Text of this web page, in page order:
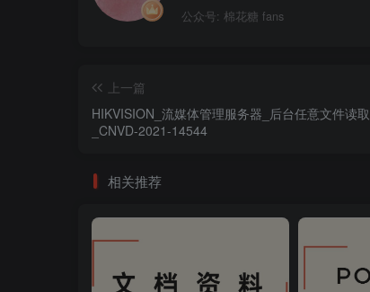
公众号: 棉花糖 fans
上一篇
HIKVISION_流媒体管理服务器_后台任意文件读
_CNVD-2021-14544
相关推荐